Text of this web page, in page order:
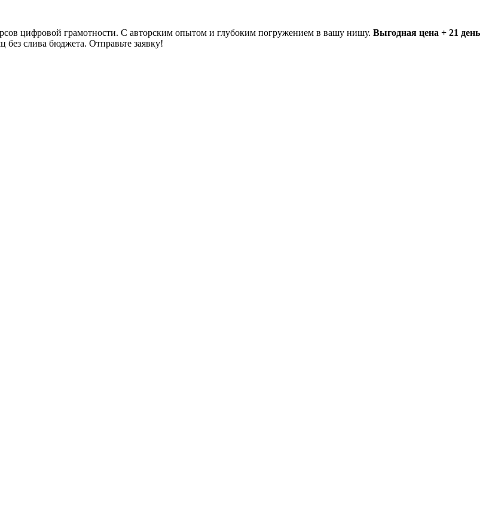
цифровой грамотности. С авторским опытом и глубоким погружением в вашу нишу. Выгодная цена + 21 день
слива бюджета. Отправьте заявку!